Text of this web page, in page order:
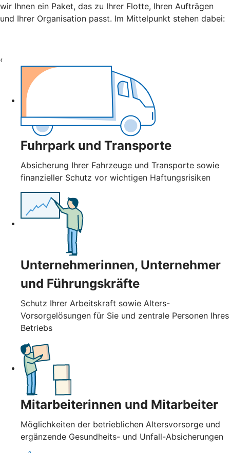
wir Ihnen ein Paket, das zu Ihrer Flotte, Ihren Aufträgen
und Ihrer Organisation passt. Im Mittelpunkt stehen dabei:
‹
Fuhrpark und Transporte
Absicherung Ihrer Fahrzeuge und Transporte sowie
finanzieller Schutz vor wichtigen Haftungsrisiken
Unternehmerinnen, Unternehmer
und Führungskräfte
Schutz Ihrer Arbeitskraft sowie Alters-
Vorsorgelösungen für Sie und zentrale Personen Ihres
Betriebs
Mitarbeiterinnen und Mitarbeiter
Möglichkeiten der betrieblichen Altersvorsorge und
ergänzende Gesundheits- und Unfall-Absicherungen